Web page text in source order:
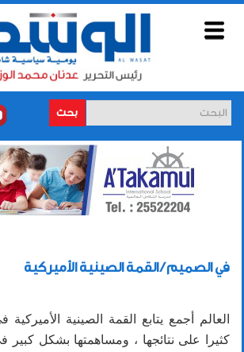
بحث
في الصميم / القمة الصينية الأميركية
العالم أجمع يتابع القمة الصينية
كثيرا على نتائجها ، ومساهمتها بشكل كبير